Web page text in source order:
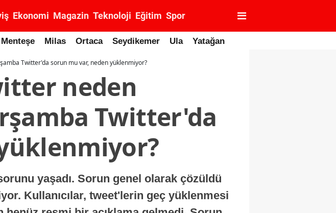
Ekonomi Magazin Teknoloji Eğitim Spor
Menteşe Milas Ortaca Seydikemer Ula Yatağan
Twitter'da sorun mu var, neden yüklenmiyor?
neden
Twitter'da
yaşadı. Sorun genel olarak çözüldü
Kullanıcılar, tweet'lerin geç yüklenmesi